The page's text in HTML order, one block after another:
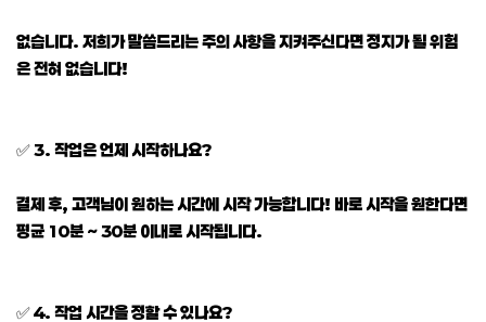
없습니다. 저희가 말씀드리는 주의 사항을 지켜주신다면 정지가 될 위험
은 전혀 없습니다!
✅ 3. 작업은 언제 시작하나요?
결제 후, 고객님이 원하는 시간에 시작 가능합니다! 바로 시작을 원한다면
평균 10분 ~ 30분 이내로 시작됩니다.
✅ 4. 작업 시간을 정할 수 있나요?